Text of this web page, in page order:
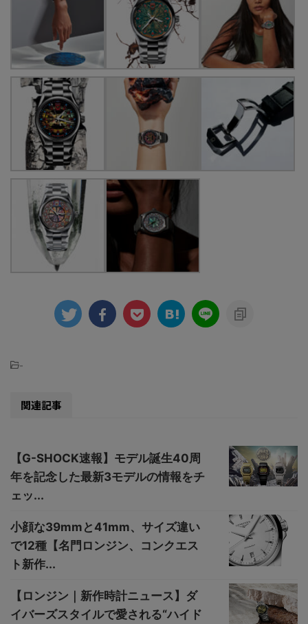
-
関連記事
【G-SHOCK速報】モデル誕生40周
年を記念した最新3モデルの情報をチ
ェッ...
小顔な39mmと41mm、サイズ違い
で12種【名門ロンジン、コンクエス
ト新作...
【ロンジン｜新作時計ニュース】ダ
イバーズスタイルで愛される“ハイド